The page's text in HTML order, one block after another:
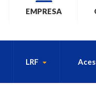
EMPRESA
LRF